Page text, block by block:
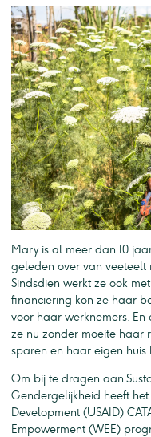
Mary is al meer dan 10
geleden over van veeteelt
Sindsdien werkt ze ook
financiering kon ze haar
voor haar werknemers.
ze nu zonder moeite haar
sparen en haar eigen huis
Om bij te dragen aan
Gendergelijkheid heeft
Development (USAID)
Empowerment (WEE)